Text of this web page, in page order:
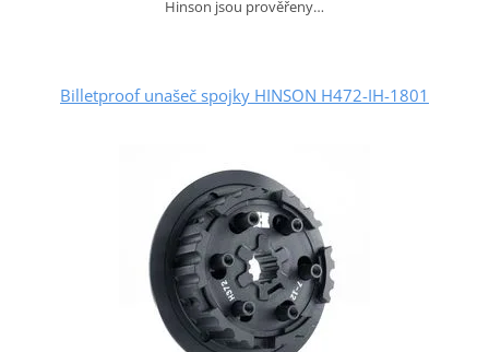
Hinson jsou prověřeny…
Billetproof unašeč spojky HINSON H472-IH-1801